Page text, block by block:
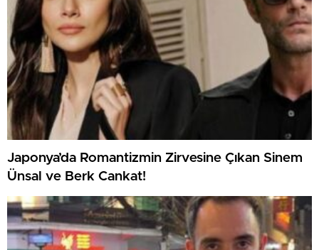
Japonya’da Romantizmin Zirvesine Çıkan Sinem
Ünsal ve Berk Cankat!